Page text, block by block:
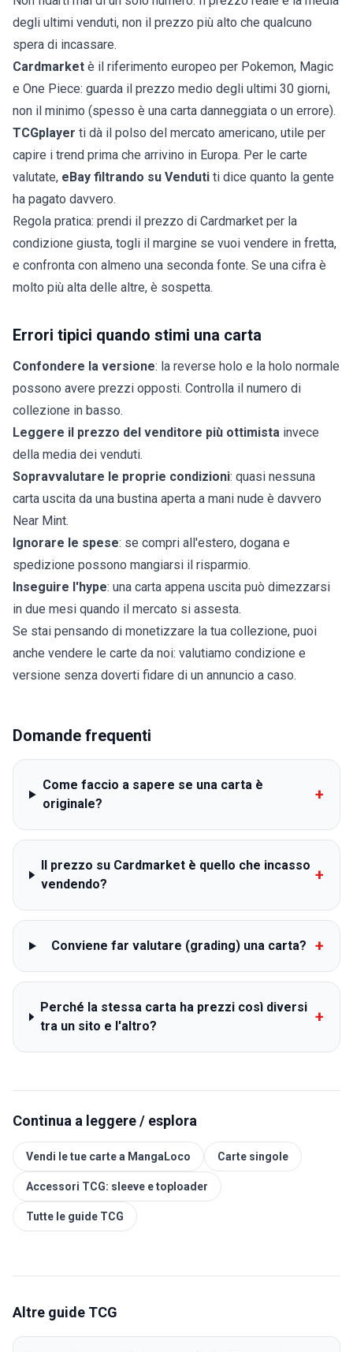
degli ultimi venduti, non il prezzo più alto che qualcuno
spera di incassare.
Cardmarket è il riferimento europeo per Pokemon, Magic
e One Piece: guarda il prezzo medio degli ultimi 30 giorni,
non il minimo (spesso è una carta danneggiata o un errore).
TCGplayer ti dà il polso del mercato americano, utile per
capire i trend prima che arrivino in Europa. Per le carte
valutate, eBay filtrando su Venduti ti dice quanto la gente
ha pagato davvero.
Regola pratica: prendi il prezzo di Cardmarket per la
condizione giusta, togli il margine se vuoi vendere in fretta,
e confronta con almeno una seconda fonte. Se una cifra è
molto più alta delle altre, è sospetta.
Errori tipici quando stimi una carta
Confondere la versione: la reverse holo e la holo normale
possono avere prezzi opposti. Controlla il numero di
collezione in basso.
Leggere il prezzo del venditore più ottimista invece
della media dei venduti.
Sopravvalutare le proprie condizioni: quasi nessuna
carta uscita da una bustina aperta a mani nude è davvero
Near Mint.
Ignorare le spese: se compri all'estero, dogana e
spedizione possono mangiarsi il risparmio.
Inseguire l'hype: una carta appena uscita può dimezzarsi
in due mesi quando il mercato si assesta.
Se stai pensando di monetizzare la tua collezione, puoi
anche vendere le carte da noi: valutiamo condizione e
versione senza doverti fidare di un annuncio a caso.
Domande frequenti
Come faccio a sapere se una carta è
originale?
+
Il prezzo su Cardmarket è quello che incasso
vendendo?
+
Conviene far valutare (grading) una carta? +
Perché la stessa carta ha prezzi così diversi
tra un sito e l'altro?
+
Continua a leggere / esplora
Vendi le tue carte a MangaLoco Carte singole
Accessori TCG: sleeve e toploader
Tutte le guide TCG
Altre guide TCG